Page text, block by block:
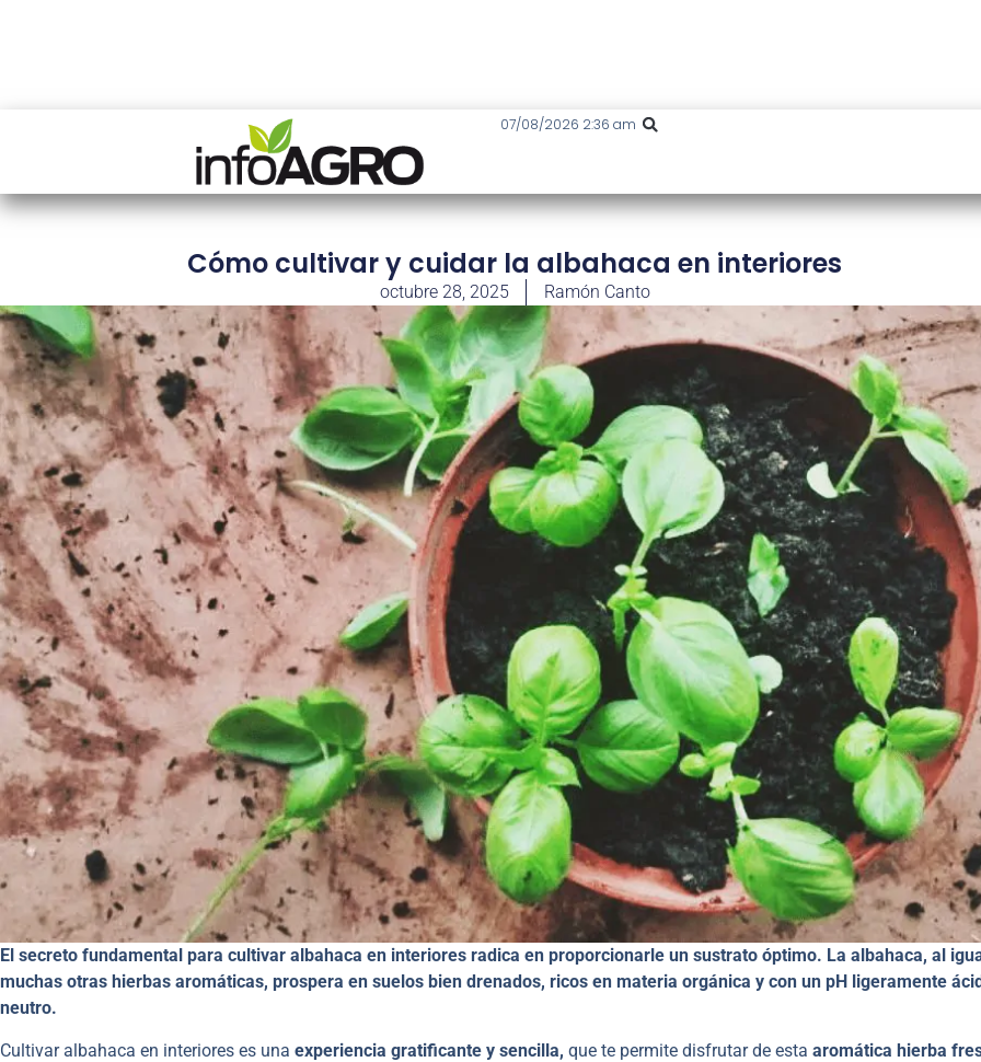
07/08/2026 2:36 am
Cómo cultivar y cuidar la albahaca en interiores
octubre 28, 2025 Ramón Canto
El secreto fundamental para cultivar albahaca en interiores radica en proporcionarle un sustrato óptimo. La albahaca, al
muchas otras hierbas aromáticas, prospera en suelos bien drenados, ricos en materia orgánica y con un pH ligeramente
neutro.
Cultivar albahaca en interiores es una experiencia gratificante y sencilla, que te permite disfrutar de esta aromática hierba